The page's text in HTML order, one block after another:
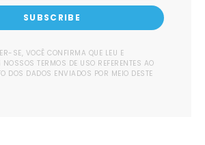
SUBSCRIBE
SE, VOCÊ CONFIRMA QUE LEU E
TERMOS DE USO REFERENTES AO
DOS DADOS ENVIADOS POR MEIO DESTE